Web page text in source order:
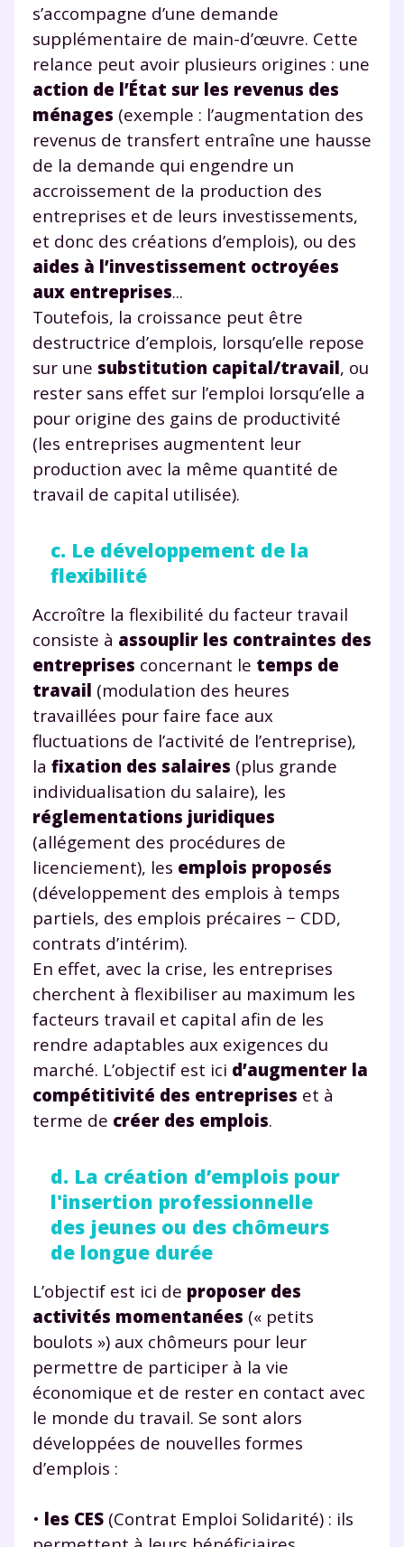
s’accompagne d’une demande
supplémentaire de main-d’œuvre. Cette
relance peut avoir plusieurs origines : une
action de l’État sur les revenus des
ménages (exemple : l’augmentation des
revenus de transfert entraîne une hausse
de la demande qui engendre un
accroissement de la production des
entreprises et de leurs investissements,
et donc des créations d’emplois), ou des
aides à l’investissement octroyées
aux entreprises...
Toutefois, la croissance peut être
destructrice d’emplois, lorsqu’elle repose
sur une substitution capital/travail, ou
rester sans effet sur l’emploi lorsqu’elle a
pour origine des gains de productivité
(les entreprises augmentent leur
production avec la même quantité de
travail de capital utilisée).
c. Le développement de la
flexibilité
Accroître la flexibilité du facteur travail
consiste à assouplir les contraintes des
entreprises concernant le temps de
travail (modulation des heures
travaillées pour faire face aux
fluctuations de l’activité de l’entreprise),
la fixation des salaires (plus grande
individualisation du salaire), les
réglementations juridiques
(allégement des procédures de
licenciement), les emplois proposés
(développement des emplois à temps
partiels, des emplois précaires − CDD,
contrats d’intérim).
En effet, avec la crise, les entreprises
cherchent à flexibiliser au maximum les
facteurs travail et capital afin de les
rendre adaptables aux exigences du
marché. L’objectif est ici d’augmenter la
compétitivité des entreprises et à
terme de créer des emplois.
d. La création d’emplois pour
l'insertion professionnelle
des jeunes ou des chômeurs
de longue durée
L’objectif est ici de proposer des
activités momentanées (« petits
boulots ») aux chômeurs pour leur
permettre de participer à la vie
économique et de rester en contact avec
le monde du travail. Se sont alors
développées de nouvelles formes
d’emplois :
• les CES (Contrat Emploi Solidarité) : ils
Envie de progresser
et de réussir votre
année scolaire ?
Testez gratuitement
pendant 24h notre
plateforme de soutien
scolaire !
Fiches de cours et vidéos
Unespace dédié aux parents pour
suivre les progrès